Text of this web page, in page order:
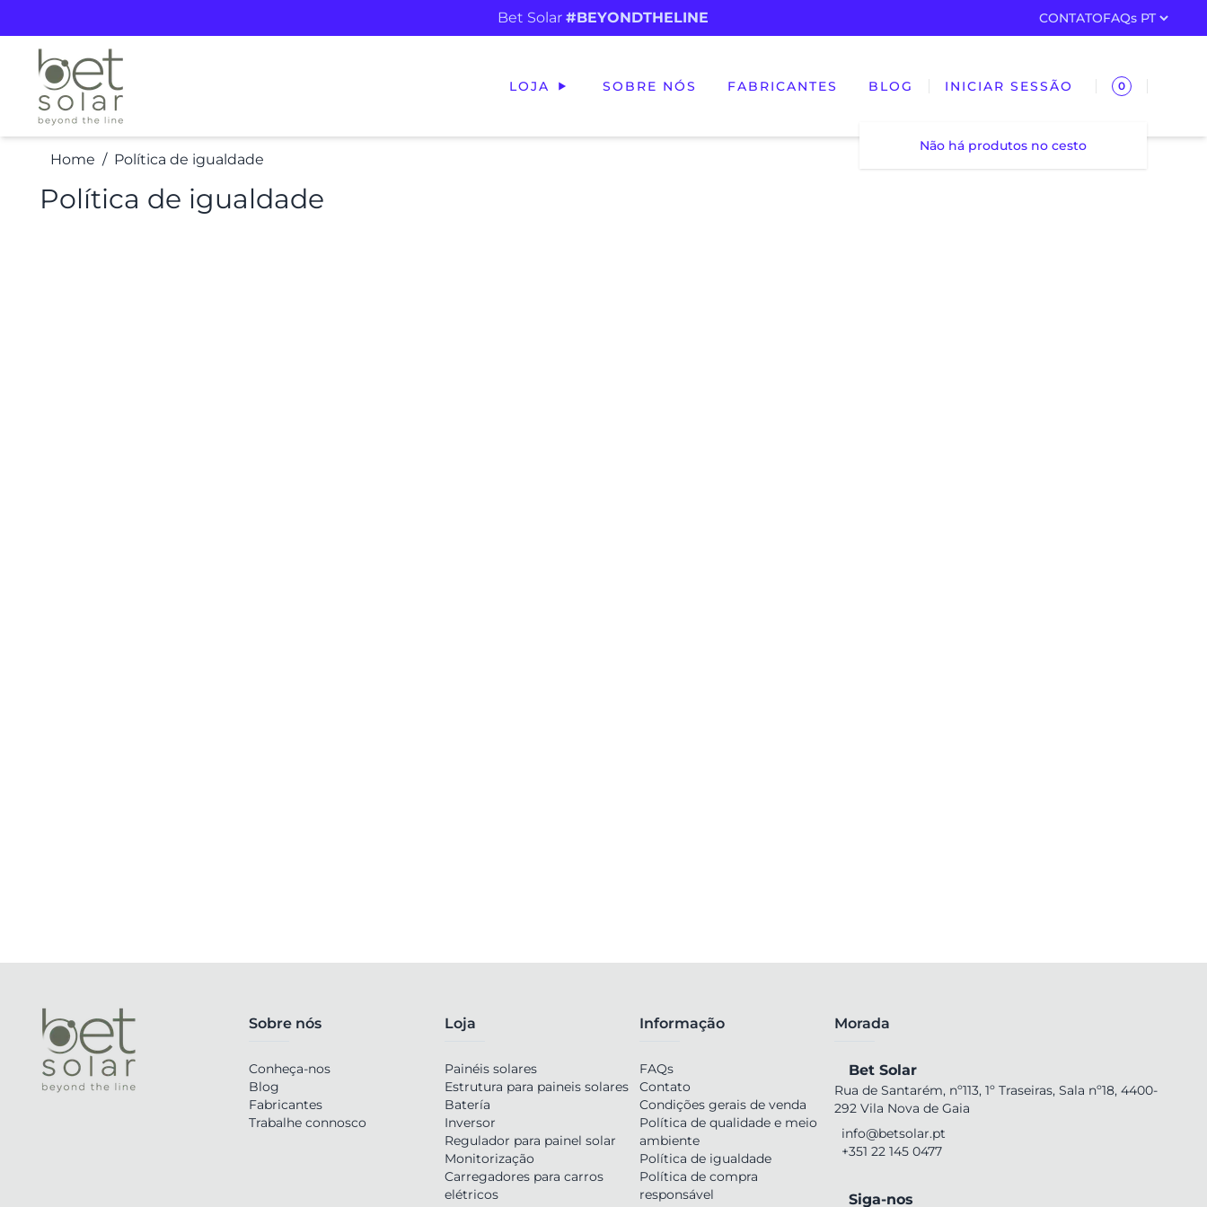
Bet Solar#BEYONDTHELINE CONTATOFAQs
LOJA SOBRE NÓS FABRICANTES BLOG INICIAR SESSÃO 0
Não há produtos no cesto
Home Política de igualdade
Política de igualdade
Sobre nós
Conheça-nos
Blog
Fabricantes
Trabalhe connosco
Loja
Painéis solares
Estrutura para paineis solares
Batería
Inversor
Regulador para painel solar
Monitorização
Carregadores para carros
elétricos
Informação
FAQs
Contato
Condições gerais de venda
Política de qualidade e meio
ambiente
Política de igualdade
Política de compra
responsável
Morada
Bet Solar
Rua de Santarém, nº113, 1º Traseiras, Sala nº18, 4400-
292 Vila Nova de Gaia
info@betsolar.pt
+351 22 145 0477
Siga-nos